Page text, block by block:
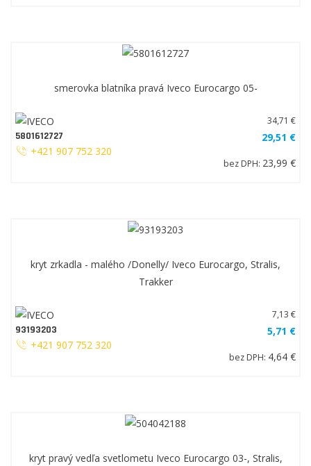
smerovka blatníka pravá Iveco Eurocargo 05-
5801612727
+421 907 752 320
34,71 €
29,51 €
bez DPH: 23,99 €
kryt zrkadla - malého /Donelly/ Iveco Eurocargo, Stralis,
Trakker
93193203
+421 907 752 320
7,13 €
5,71 €
bez DPH: 4,64 €
kryt pravý vedľa svetlometu Iveco Eurocargo 03-, Stralis,